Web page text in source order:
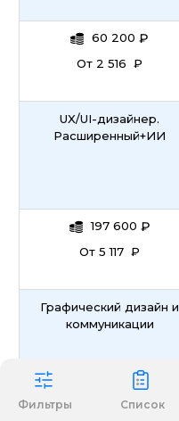
Фильтры Список
60 200 ₽
От 2 516 ₽
UX/UI-дизайнер.
Расширенный+ИИ
197 600 ₽
От 5 117 ₽
Графический дизайн и
коммуникации